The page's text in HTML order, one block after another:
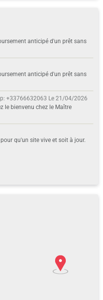
anticipé d'un prêt sans
anticipé d'un prêt sans
+33766632063 Le 21/04/2026
le bienvenu chez le Maître
qu'un site vive et soit à jour.